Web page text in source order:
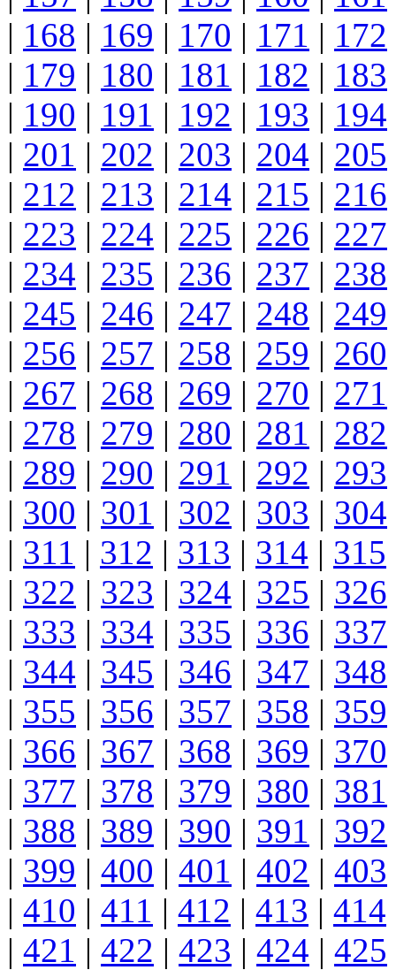
| 168 | 169 | 170 | 171 | 172
| 179 | 180 | 181 | 182 | 183
| 190 | 191 | 192 | 193 | 194
| 201 | 202 | 203 | 204 | 205
| 212 | 213 | 214 | 215 | 216
| 223 | 224 | 225 | 226 | 227
| 234 | 235 | 236 | 237 | 238
| 245 | 246 | 247 | 248 | 249
| 256 | 257 | 258 | 259 | 260
| 267 | 268 | 269 | 270 | 271
| 278 | 279 | 280 | 281 | 282
| 289 | 290 | 291 | 292 | 293
| 300 | 301 | 302 | 303 | 304
| 311 | 312 | 313 | 314 | 315
| 322 | 323 | 324 | 325 | 326
| 333 | 334 | 335 | 336 | 337
| 344 | 345 | 346 | 347 | 348
| 355 | 356 | 357 | 358 | 359
| 366 | 367 | 368 | 369 | 370
| 377 | 378 | 379 | 380 | 381
| 388 | 389 | 390 | 391 | 392
| 399 | 400 | 401 | 402 | 403
| 410 | 411 | 412 | 413 | 414
| 421 | 422 | 423 | 424 | 425